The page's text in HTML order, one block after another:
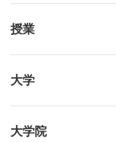
授業
大学
大学院